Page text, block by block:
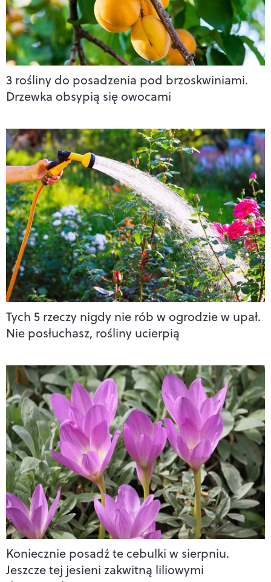
3 rośliny do posadzenia pod brzoskwiniami.
Drzewka obsypią się owocami
Tych 5 rzeczy nigdy nie rób w ogrodzie w upał.
Nie posłuchasz, rośliny ucierpią
Koniecznie posadź te cebulki w sierpniu.
Jeszcze tej jesieni zakwitną liliowymi